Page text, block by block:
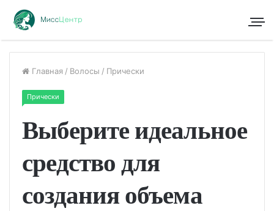
Главная / Волосы / Прически
Прически
Выберите идеальное
средство для
создания объема